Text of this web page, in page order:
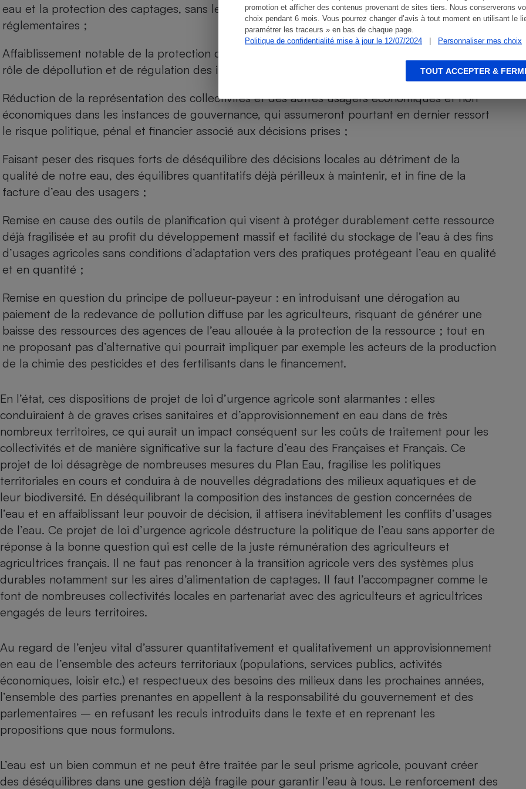
promotion et afficher des contenus provenant de sites tiers. Nous conserverons
choix pendant 6 mois. Vous pourrez changer d’avis à tout moment en utilisant le
paramétrer les traceurs » en bas de chaque page.
Politique de confidentialité mise à jour le 12/07/2024
| Personnaliser mes choix
TOUT ACCEPTER &
eau et la protection des captages, sans leur en donner les moyens financiers et
réglementaires ;
Affaiblissement notable de la protection des zones humides, pourtant essentielles pour leur
rôle de dépollution et de régulation des inondations, risques majeurs pour nos sociétés ;
Réduction de la représentation des collectivités et des autres usagers économiques et non
économiques dans les instances de gouvernance, qui assumeront pourtant en dernier ressort
le risque politique, pénal et financier associé aux décisions prises ;
Faisant peser des risques forts de déséquilibre des décisions locales au détriment de la
qualité de notre eau, des équilibres quantitatifs déjà périlleux à maintenir, et in fine de la
facture d’eau des usagers ;
Remise en cause des outils de planification qui visent à protéger durablement cette ressource
déjà fragilisée et au profit du développement massif et facilité du stockage de l’eau à des fins
d’usages agricoles sans conditions d’adaptation vers des pratiques protégeant l’eau en qualité
et en quantité ;
Remise en question du principe de pollueur-payeur : en introduisant une dérogation au
paiement de la redevance de pollution diffuse par les agriculteurs, risquant de générer une
baisse des ressources des agences de l’eau allouée à la protection de la ressource ; tout en
ne proposant pas d’alternative qui pourrait impliquer par exemple les acteurs de la production
de la chimie des pesticides et des fertilisants dans le financement.
En l’état, ces dispositions de projet de loi d’urgence agricole sont alarmantes : elles
conduiraient à de graves crises sanitaires et d’approvisionnement en eau dans de très
nombreux territoires, ce qui aurait un impact conséquent sur les coûts de traitement pour les
collectivités et de manière significative sur la facture d’eau des Françaises et Français. Ce
projet de loi désagrège de nombreuses mesures du Plan Eau, fragilise les politiques
territoriales en cours et conduira à de nouvelles dégradations des milieux aquatiques et de
leur biodiversité. En déséquilibrant la composition des instances de gestion concernées de
l’eau et en affaiblissant leur pouvoir de décision, il attisera inévitablement les conflits d’usages
de l’eau. Ce projet de loi d’urgence agricole déstructure la politique de l’eau sans apporter de
réponse à la bonne question qui est celle de la juste rémunération des agriculteurs et
agricultrices français. Il ne faut pas renoncer à la transition agricole vers des systèmes plus
durables notamment sur les aires d’alimentation de captages. Il faut l’accompagner comme le
font de nombreuses collectivités locales en partenariat avec des agriculteurs et agricultrices
engagés de leurs territoires.
Au regard de l’enjeu vital d’assurer quantitativement et qualitativement un approvisionnement
en eau de l’ensemble des acteurs territoriaux (populations, services publics, activités
économiques, loisir etc.) et respectueux des besoins des milieux dans les prochaines années,
l’ensemble des parties prenantes en appellent à la responsabilité du gouvernement et des
parlementaires – en refusant les reculs introduits dans le texte et en reprenant les
propositions que nous formulons.
L’eau est un bien commun et ne peut être traitée par le seul prisme agricole, pouvant créer
des déséquilibres dans une gestion déjà fragile pour garantir l’eau à tous. Le renforcement des